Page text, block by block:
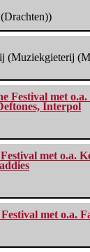
(Muziekgieterij
Festival met
Interpol
met o.a.
met o.a.